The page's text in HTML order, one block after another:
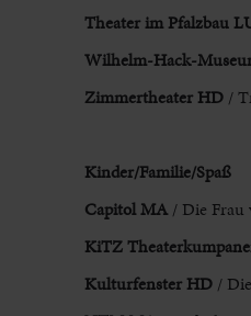
Theater im Pfalzbau
Wilhelm-Hack-
Zimmertheater HD/
Kinder/Familie/Spaß
Capitol MA/ Die Frau
KiTZ
Kulturfenster HD /